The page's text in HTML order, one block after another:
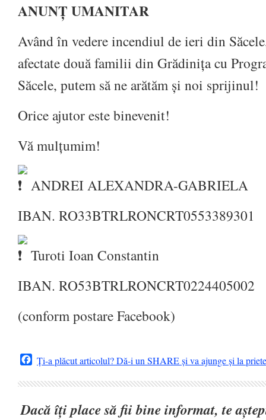
ANUNȚ UMANITAR
Având în vedere incendiul de ieri din
afectate două familii din Grădinița cu
Săcele, putem să ne arătăm și noi sprijinul!
Orice ajutor este binevenit!
Vă mulțumim!
ANDREI ALEXANDRA-GABRIELA
IBAN. RO33BTRLRONCRT0553389301
Turoti Ioan Constantin
IBAN. RO53BTRLRONCRT0224405002
(conform postare Facebook)
Facebook
Ți-a plăcut articolul? Dă-i un SHARE și va ajunge și la
Dacă îți place să fii bine informat, te